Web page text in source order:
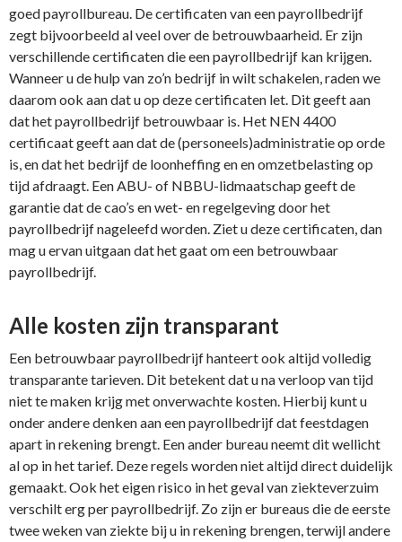
goed payrollbureau. De certificaten van een payrollbedrijf
zegt bijvoorbeeld al veel over de betrouwbaarheid. Er zijn
verschillende certificaten die een payrollbedrijf kan krijgen.
Wanneer u de hulp van zo’n bedrijf in wilt schakelen, raden we
daarom ook aan dat u op deze certificaten let. Dit geeft aan
dat het payrollbedrijf betrouwbaar is. Het NEN 4400
certificaat geeft aan dat de (personeels)administratie op orde
is, en dat het bedrijf de loonheffing en en omzetbelasting op
tijd afdraagt. Een ABU- of NBBU-lidmaatschap geeft de
garantie dat de cao’s en wet- en regelgeving door het
payrollbedrijf nageleefd worden. Ziet u deze certificaten, dan
mag u ervan uitgaan dat het gaat om een betrouwbaar
payrollbedrijf.
Alle kosten zijn transparant
Een betrouwbaar payrollbedrijf hanteert ook altijd volledig
transparante tarieven. Dit betekent dat u na verloop van tijd
niet te maken krijg met onverwachte kosten. Hierbij kunt u
onder andere denken aan een payrollbedrijf dat feestdagen
apart in rekening brengt. Een ander bureau neemt dit wellicht
al op in het tarief. Deze regels worden niet altijd direct duidelijk
gemaakt. Ook het eigen risico in het geval van ziekteverzuim
verschilt erg per payrollbedrijf. Zo zijn er bureaus die de eerste
twee weken van ziekte bij u in rekening brengen, terwijl andere